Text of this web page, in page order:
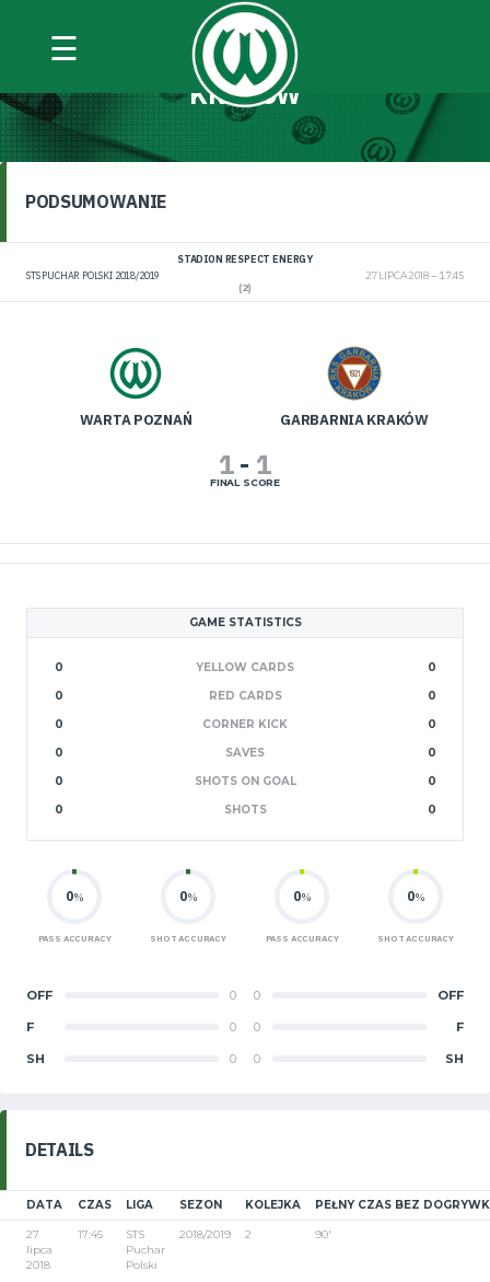
☰
WARTA POZNAŃ – GARBARNIA
KRAKÓW
PODSUMOWANIE
STS PUCHAR POLSKI 2018/2019
STADION RESPECT ENERGY
27 LIPCA 2018
17:45
(2)
WARTA POZNAŃ GARBARNIA KRAKÓW
1- 1
FINAL SCORE
GAME STATISTICS
0 YELLOW CARDS
0
0
RED CARDS
0
0
CORNER KICK
0
0
SAVES
0
0
SHOTS ON GOAL
0
0
SHOTS 0
0%
PASS ACCURACY
0%
SHOT ACCURACY
OFF 0
F 0
SH 0
0%
PASS ACCURACY
0%
SHOT ACCURACY
0 OFF
0 F
0 SH
DETAILS
DATA CZAS LIGA SEZON KOLEJKA PEŁNY CZAS BEZ
27
lipca
2018
17:45
STS
Puchar
Polski
2018/2019 2 90'